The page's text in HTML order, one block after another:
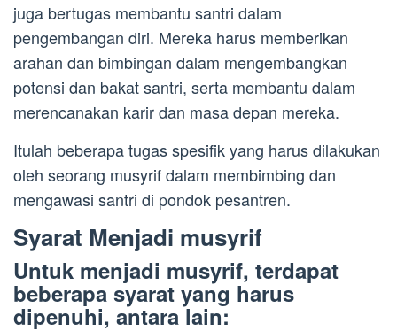
juga bertugas membantu santri dalam
pengembangan diri. Mereka harus memberikan
arahan dan bimbingan dalam mengembangkan
potensi dan bakat santri, serta membantu dalam
merencanakan karir dan masa depan mereka.
Itulah beberapa tugas spesifik yang harus dilakukan
oleh seorang musyrif dalam membimbing dan
mengawasi santri di pondok pesantren.
Syarat Menjadi musyrif
Untuk menjadi musyrif, terdapat
beberapa syarat yang harus
dipenuhi, antara lain: